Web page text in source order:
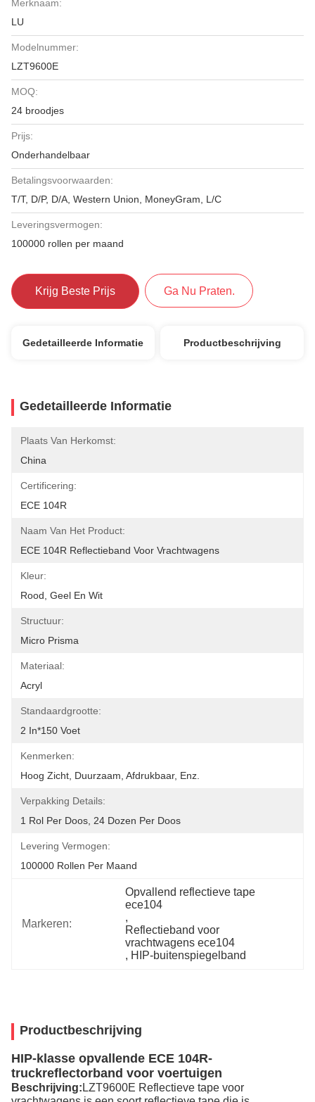
Merknaam:
LU
Modelnummer:
LZT9600E
MOQ:
24 broodjes
Prijs:
Onderhandelbaar
Betalingsvoorwaarden:
T/T, D/P, D/A, Western Union, MoneyGram, L/C
Leveringsvermogen:
100000 rollen per maand
Krijg Beste Prijs Ga Nu Praten.
Gedetailleerde Informatie Productbeschrijving
Gedetailleerde Informatie
Plaats Van Herkomst:
China
Certificering:
ECE 104R
Naam Van Het Product:
ECE 104R Reflectieband Voor Vrachtwagens
Kleur:
Rood, Geel En Wit
Structuur:
Micro Prisma
Materiaal:
Acryl
Standaardgrootte:
2 In*150 Voet
Kenmerken:
Hoog Zicht, Duurzaam, Afdrukbaar, Enz.
Verpakking Details:
1 Rol Per Doos, 24 Dozen Per Doos
Levering Vermogen:
100000 Rollen Per Maand
Markeren:
Opvallend reflectieve tape
ece104
,
Reflectieband voor
vrachtwagens ece104
, HIP-buitenspiegelband
Productbeschrijving
HIP-klasse opvallende ECE 104R-
truckreflectorband voor voertuigen
Beschrijving: LZT9600E Reflectieve tape voor